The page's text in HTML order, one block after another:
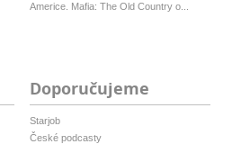
Americe. Mafia: The Old Country o...
Doporučujeme
Starjob
České podcasty